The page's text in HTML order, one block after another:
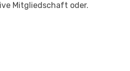
Mitgliedschaft oder.